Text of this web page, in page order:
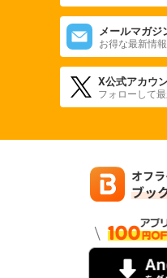
メールマガジ
お得な最新情
X公式アカウ
フォローして